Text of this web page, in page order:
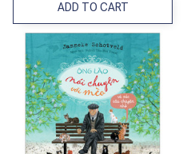
ADD TO CART